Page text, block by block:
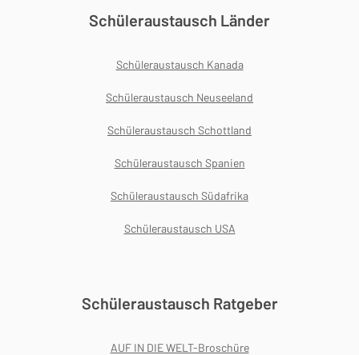
Schüleraustausch Länder
Schüleraustausch Kanada
Schüleraustausch Neuseeland
Schüleraustausch Schottland
Schüleraustausch Spanien
Schüleraustausch Südafrika
Schüleraustausch USA
Schüleraustausch Ratgeber
AUF IN DIE WELT-Broschüre